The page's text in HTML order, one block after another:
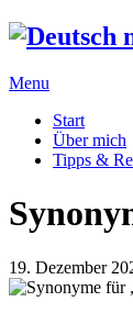
Menu
Start
Über mich
Tipps &
19. Dezember